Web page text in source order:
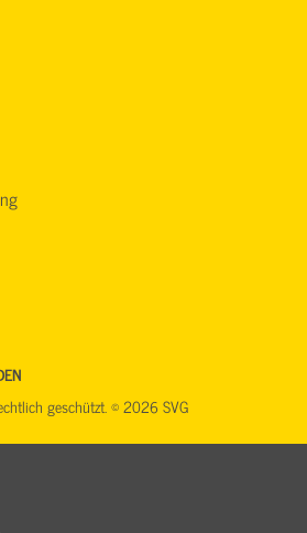
geschützt. © 2026 SVG